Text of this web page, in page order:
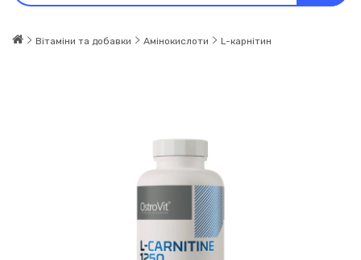
Вітаміни та добавки Амінокислоти L-карнітин